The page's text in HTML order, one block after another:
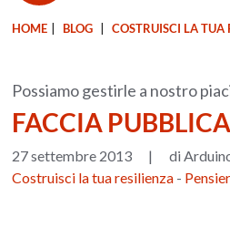
HOME BLOG COSTRUISCI LA TUA
Possiamo gestirle a nostro
FACCIA
27 settembre 2013 |
di
Costruisci la tua resilienza -